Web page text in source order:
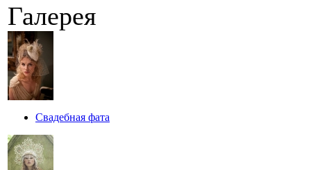
Галерея
Свадебная фата